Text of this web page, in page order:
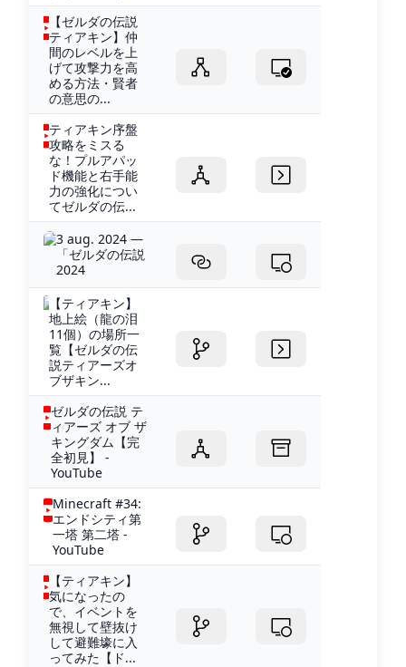
【ゼルダの伝説
ティアキン】仲
間のレベルを上
げて攻撃力を高
める方法・賢者
の意思の...
ティアキン序盤
攻略をミスる
な！プルアパッ
ド機能と右手能
力の強化につい
てゼルダの伝...
3 aug. 2024 —
「ゼルダの伝説
2024
【ティアキン】
地上絵（龍の泪
11個）の場所一
覧【ゼルダの伝
説ティアーズオ
ブザキン...
ゼルダの伝説 テ
ィアーズ オブ ザ
キングダム【完
全初見】 -
YouTube
Minecraft #34:
エンドシティ第
一塔 第二塔 -
YouTube
【ティアキン】
気になったの
で、イベントを
無視して壁抜け
して避難壕に入
ってみた【ド...